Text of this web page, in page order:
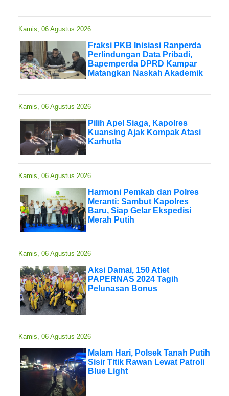
Kamis, 06 Agustus 2026
Fraksi PKB Inisiasi Ranperda
Perlindungan Data Pribadi,
Bapemperda DPRD Kampar
Matangkan Naskah Akademik
Kamis, 06 Agustus 2026
Pilih Apel Siaga, Kapolres
Kuansing Ajak Kompak Atasi
Karhutla
Kamis, 06 Agustus 2026
Harmoni Pemkab dan Polres
Meranti: Sambut Kapolres
Baru, Siap Gelar Ekspedisi
Merah Putih
Kamis, 06 Agustus 2026
Aksi Damai, 150 Atlet
PAPERNAS 2024 Tagih
Pelunasan Bonus
Kamis, 06 Agustus 2026
Malam Hari, Polsek Tanah Putih
Sisir Titik Rawan Lewat Patroli
Blue Light